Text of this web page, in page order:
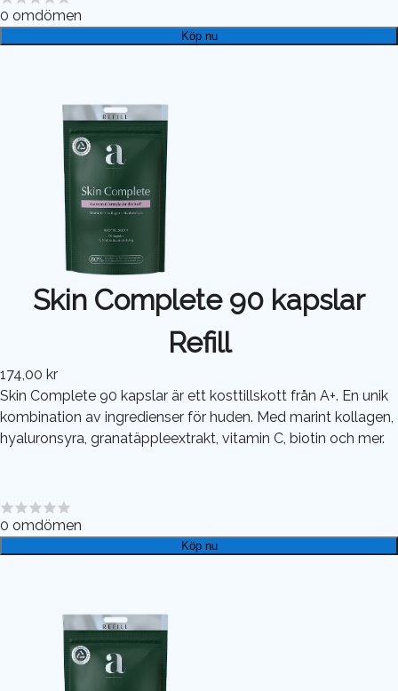
0 omdömen
Köp nu
Skin Complete 90 kapslar
Refill
174,00 kr
Skin Complete 90 kapslar är ett kosttillskott från A+. En unik
kombination av ingredienser för huden. Med marint kollagen,
hyaluronsyra, granatäppleextrakt, vitamin C, biotin och mer.
0 omdömen
Köp nu